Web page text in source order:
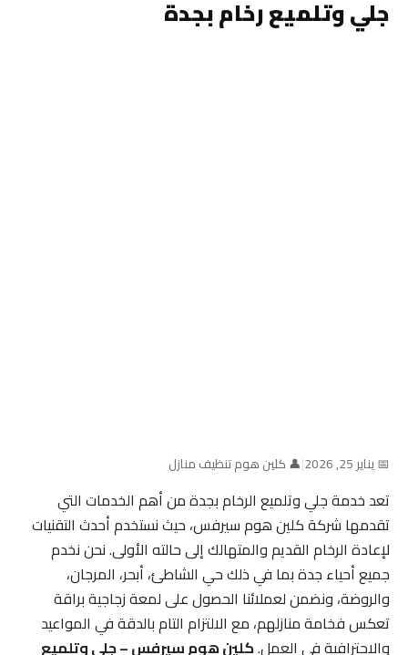
جلي وتلميع رخام بجدة
📅 يناير 25, 2026 |👤 كلين هوم تنظيف منازل
تعد خدمة جلي وتلميع الرخام بجدة من أهم الخدمات التي
تقدمها شركة كلين هوم سيرفس، حيث نستخدم أحدث التقنيات
لإعادة الرخام القديم والمتهالك إلى حالته الأولى. نحن نخدم
جميع أحياء جدة بما في ذلك حي الشاطئ، أبحر، المرجان،
والروضة، ونضمن لعملائنا الحصول على لمعة زجاجية براقة
تعكس فخامة منازلهم، مع الالتزام التام بالدقة في المواعيد
والاحترافية في العمل.كلين هوم سيرفس – جلي وتلميع